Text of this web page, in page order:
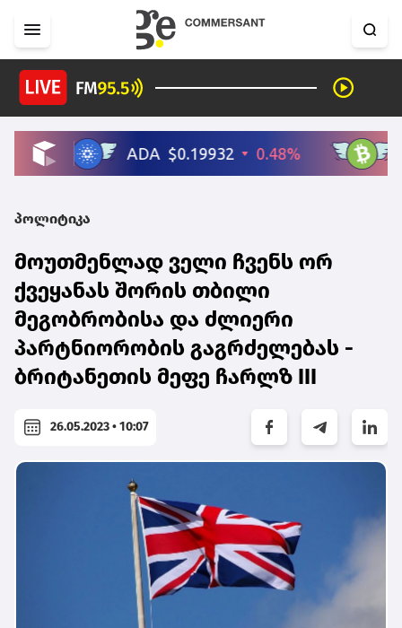
პოლიტიკა
მოუთმენლად ველი ჩვენს ორ
ქვეყანას შორის თბილი
მეგობრობისა და ძლიერი
პარტნიორობის გაგრძელებას -
ბრიტანეთის მეფე ჩარლზ III
26.05.2023 • 10:07